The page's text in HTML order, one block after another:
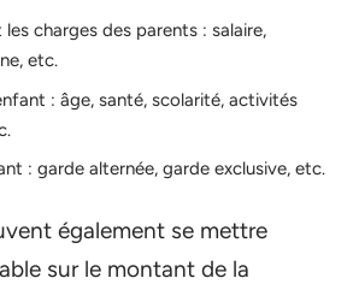
les charges des parents : salaire,
etc.
: âge, santé, scolarité, activités
: garde alternée, garde exclusive, etc.
également se mettre
sur le montant de la